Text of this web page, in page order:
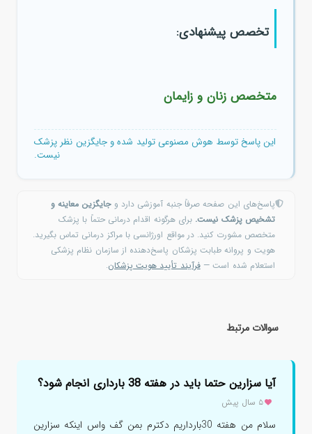
تخصص پیشنهادی:
متخصص زنان و زایمان
این پاسخ توسط هوش مصنوعی تولید شده و جایگزین نظر پزشک
نیست.
پاسخ‌های این صفحه صرفاً جنبه آموزشی دارد وجایگزین معاینه و
تشخیص پزشک نیست. برای هرگونه اقدام درمانی حتماً با پزشک
متخصص مشورت کنید. در مواقع اورژانسی با مراکز درمانی تماس بگیرید.
هویت و پروانه طبابت پزشکان پاسخ‌دهنده از سازمان نظام پزشکی
استعلام شده است —فرآیند تأیید هویت پزشکان.
سوالات مرتبط
آیا سزارین حتما باید در هفته 38 بارداری انجام شود؟
۵ سال پیش
سلام من هفته 30بارداریم دکترم بمن گف واس اینکه سزارین